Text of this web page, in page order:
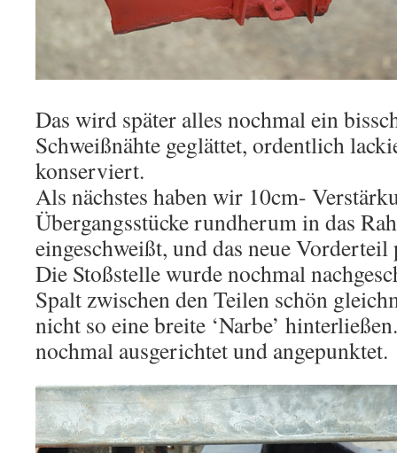
Das wird später alles nochmal ein
Schweißnähte geglättet, ordentlich
konserviert.
Als nächstes haben wir 10cm-
Übergangsstücke rundherum in das
eingeschweißt, und das neue Vorderteil
Die Stoßstelle wurde nochmal
Spalt zwischen den Teilen schön
nicht so eine breite ‘Narbe’
nochmal ausgerichtet und angepunktet.